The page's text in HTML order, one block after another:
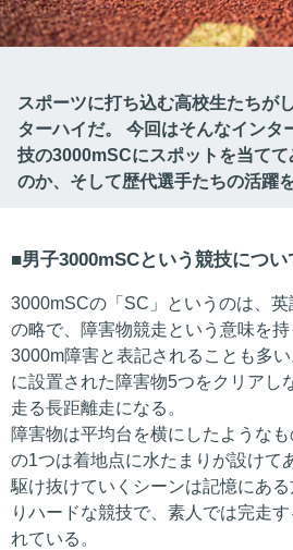
スポーツに打ち込む高校生たちが
ターハイだ。 今回はそんなインタ
技の3000mSCにスポットを当て
のか、そして歴代選手たちの活躍
男子3000mSCという競技につい
3000mSCの「SC」というのは、英
の略で、障害物競走という意味を
3000m障害と表記されることも多
に設置された障害物5つをクリアし
走る長距離走になる。
障害物は平均台を横にしたような
の1つは着地点に水たまりが設けて
駆け抜けていくシーンは記憶にあ
りハードな競技で、素人では完走
れている。